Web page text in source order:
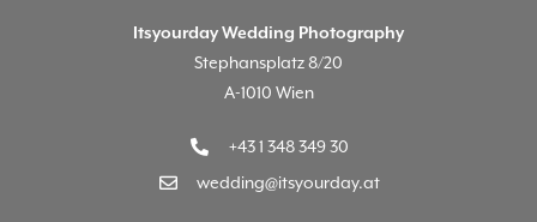
Itsyourday Wedding Photography
Stephansplatz 8/20
A-1010 Wien
+43 1 348 349 30
wedding@itsyourday.at